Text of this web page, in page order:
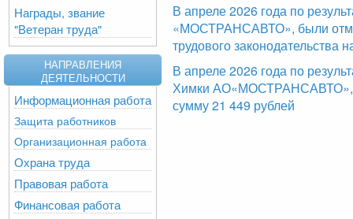
Награды, звание
"Ветеран труда"
НАПРАВЛЕНИЯ
ДЕЯТЕЛЬНОСТИ
Информационная работа
Защита работников
Организационная работа
Охрана труда
Правовая работа
Финансовая работа
В апреле 2026 года по
«МОСТРАНСАВТО», были
трудового
В апреле 2026 года по
Химки АО«МОСТРАНСАВТО»,
сумму 21 449 рублей